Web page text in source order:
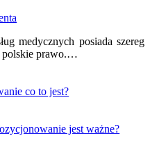
medycznych posiada szereg
polskie prawo.…
co to jest?
jest ważne?